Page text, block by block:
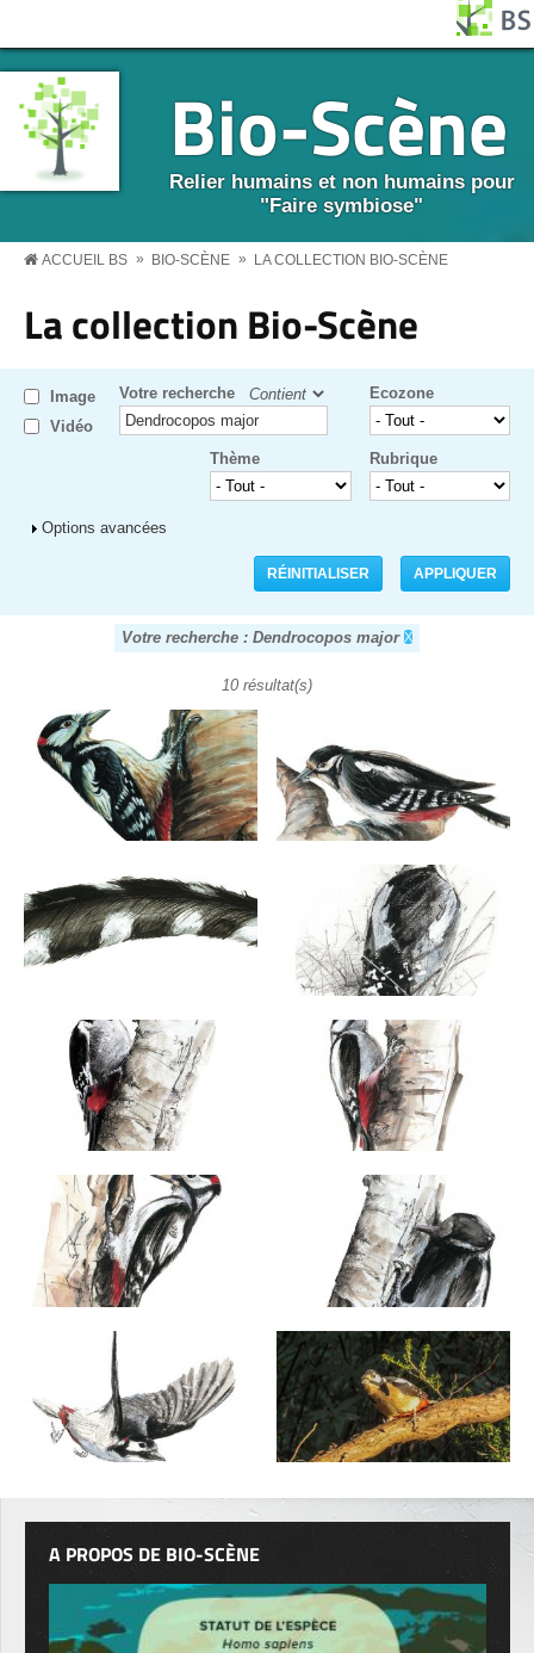
Bio-Scène
Relier humains et non humains pour
"Faire symbiose"
BS MENU
ACCUEIL BS » BIO-SCÈNE » LA COLLECTION BIO-SCÈNE
La collection Bio-Scène
Image
Vidéo
Votre recherche Ecozone
Rubrique
Thème
Afficher
Options avancées
Votre recherche : Dendrocopos major
10 résultat(s)
A PROPOS DE BIO-SCÈNE